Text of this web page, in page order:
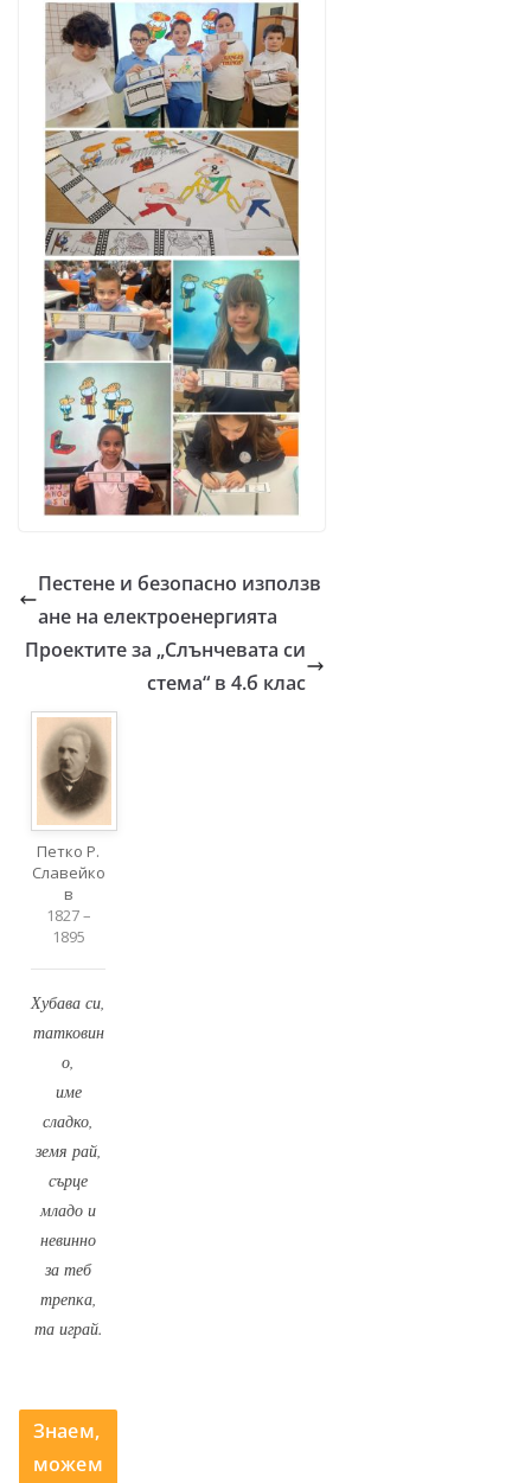
Пестене и безопасно използв
ане на електроенергията
Проектите за „Слънчевата си
стема“ в 4.б клас
Петко Р.
Славейко
в
1827 –
1895
Хубава си,
татковин
о,
име
сладко,
земя рай,
сърце
младо и
невинно
за теб
трепка,
та играй.
Знаем,
можем